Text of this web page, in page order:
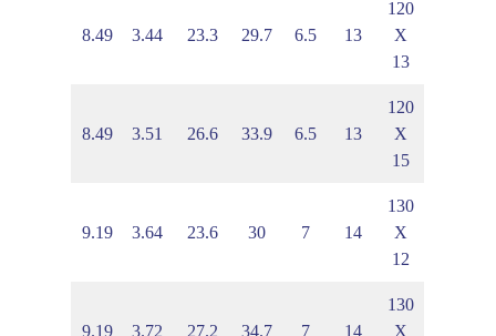
120
X
13
13
6.5
29.7
23.3
3.44
8.49
120
X
15
13
6.5
33.9
26.6
3.51
8.49
130
X
12
14
7
30
23.6
3.64
9.19
130
X
14
7
34.7
27.2
3.72
9.19